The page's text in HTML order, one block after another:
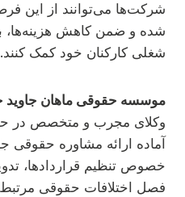
شرکت‌ها می‌توانند از این
شده و ضمن کاهش هزینه‌ها،
شغلی کارکنان خود کمک کنند.
موسسه حقوقی ماهان جاوید
وکلای مجرب و متخصص در
آماده ارائه مشاوره حقوقی
خصوص تنظیم قراردادها،
فصل اختلافات حقوقی مرتبط